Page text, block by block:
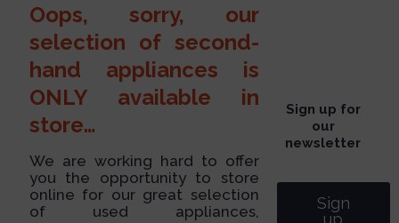
Oops, sorry, our
selection of second-
hand appliances is
ONLY available in
store…
We are working hard to offer
you the opportunity to store
online for our great selection
of used appliances,
Sign up for
our
newsletter
Sign
up